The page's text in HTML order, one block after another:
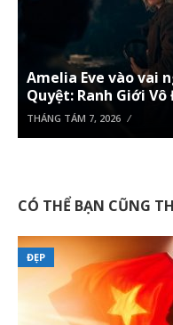
Amelia Eve vào vai
Quyệt: Ranh Giới Vô
THÁNG TÁM 7, 2026
CÓ THỂ BẠN CŨNG
ĐẸP